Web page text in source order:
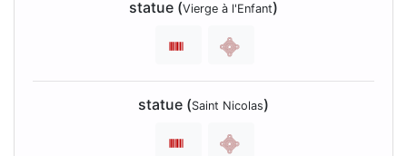
statue (Vierge à l'Enfant)
statue (Saint Nicolas)